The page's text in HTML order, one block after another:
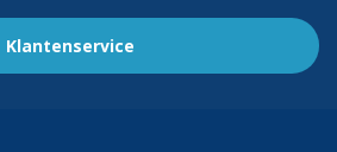
Klantenservice